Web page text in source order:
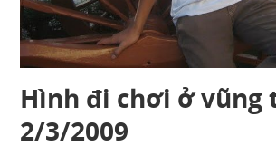
Hình đi chơi ở vũng
2/3/2009